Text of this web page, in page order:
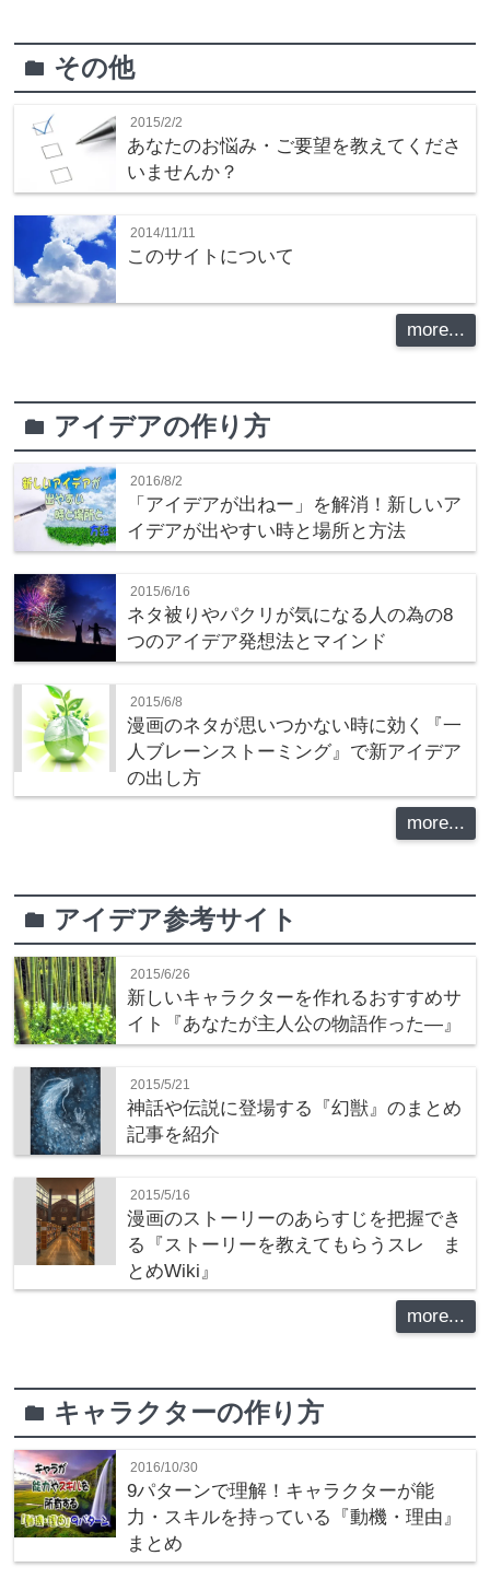
folder その他
2015/2/2
あなたのお悩み・ご要望を教えてくださ
いませんか？
2014/11/11
このサイトについて
more...
folder アイデアの作り方
2016/8/2
「アイデアが出ねー」を解消！新しいア
イデアが出やすい時と場所と方法
2015/6/16
ネタ被りやパクリが気になる人の為の8
つのアイデア発想法とマインド
2015/6/8
漫画のネタが思いつかない時に効く『一
人ブレーンストーミング』で新アイデア
の出し方
more...
folder アイデア参考サイト
2015/6/26
新しいキャラクターを作れるおすすめサ
イト『あなたが主人公の物語作った―』
2015/5/21
神話や伝説に登場する『幻獣』のまとめ
記事を紹介
2015/5/16
漫画のストーリーのあらすじを把握でき
る『ストーリーを教えてもらうスレ ま
とめWiki』
more...
folder キャラクターの作り方
2016/10/30
9パターンで理解！キャラクターが能
力・スキルを持っている『動機・理由』
まとめ